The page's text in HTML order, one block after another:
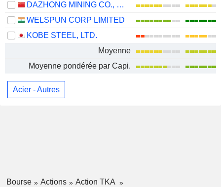
DAZHONG MINING CO., LTD.
WELSPUN CORP LIMITED
KOBE STEEL, LTD.
Moyenne
Moyenne pondérée par Capi.
Acier - Autres
Bourse Actions
Action TKA